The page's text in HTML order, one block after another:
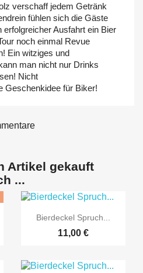
verschaff jedem Getränk
fühlen sich die Gäste
Ausfahrt ein Bier
noch einmal Revue
Ein witziges und
man nicht nur Drinks
Nicht
Geschenkidee für Biker!
Artikel gekauft
...
 Vorschau
Bierdeckel Spruch...
11,00 €